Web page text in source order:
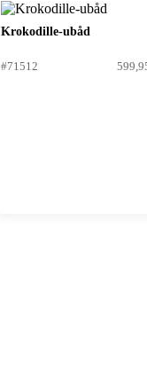
Krokodille-ubåd
#71512